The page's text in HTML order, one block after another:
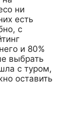
ни
есть
с
и 80%
выбрать
с туром,
оставить